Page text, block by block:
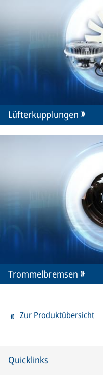
Lüfterkupplungen
Trommelbremsen
Zur Produktübersicht
Quicklinks